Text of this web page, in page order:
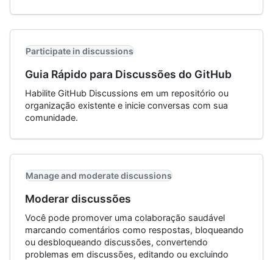
Participate in discussions
Guia Rápido para Discussões do GitHub
Habilite GitHub Discussions em um repositório ou
organização existente e inicie conversas com sua
comunidade.
Manage and moderate discussions
Moderar discussões
Você pode promover uma colaboração saudável
marcando comentários como respostas, bloqueando
ou desbloqueando discussões, convertendo
problemas em discussões, editando ou excluindo